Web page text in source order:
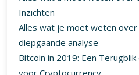
Inzichten
Alles wat je moet weten
diepgaande analyse
Bitcoin in 2019: Een